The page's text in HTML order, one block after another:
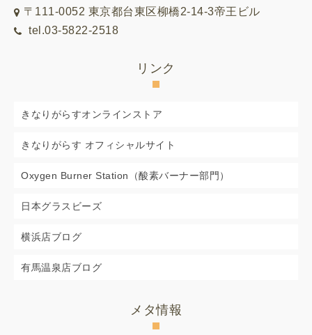
〒111-0052 東京都台東区柳橋2-14-3帝王ビル
tel.03-5822-2518
リンク
きなりがらすオンラインストア
きなりがらす オフィシャルサイト
Oxygen Burner Station（酸素バーナー部門）
日本グラスビーズ
横浜店ブログ
有馬温泉店ブログ
メタ情報